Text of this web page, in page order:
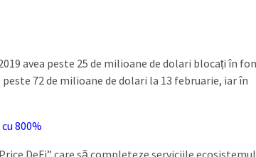
avea peste 25 de milioane de dolari blocați în
72 de milioane de dolari la 13 februarie, iar în
800%